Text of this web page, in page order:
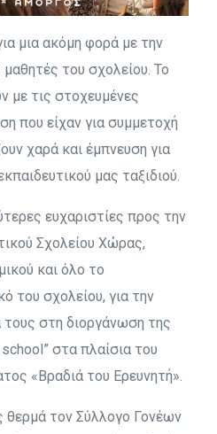
μια ακόμη φορά με την
του σχολείου. Το
με τις στοχευμένες
που είχαν για συμμετοχή
χαρά και έμπνευση για
μας ταξιδιού.
ευχαριστίες προς την
Σχολείου Χώρας,
και όλο το
του σχολείου, για την
τους στη διοργάνωση της
στα πλαίσια του
«Βραδιά του Ερευνητή».
θερμά τον Σύλλογο Γονέων